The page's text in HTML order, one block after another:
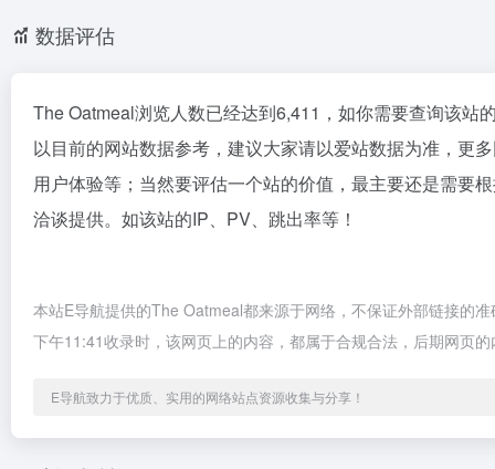
数据评估
The Oatmeal浏览人数已经达到6,411，如你需要查询该站
以目前的网站数据参考，建议大家请以爱站数据为准，更
用户体验等；当然要评估一个站的价值，最主要还是需要
洽谈提供。如该站的IP、PV、跳出率等！
本站E导航提供的The Oatmeal都来源于网络，不保证外部链接的
下午11:41收录时，该网页上的内容，都属于合规合法，后期网页
E导航致力于优质、实用的网络站点资源收集与分享！